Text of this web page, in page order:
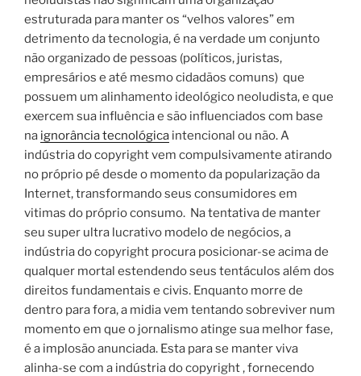
estruturada para manter os “velhos valores” em
detrimento da tecnologia, é na verdade um conjunto
não organizado de pessoas (políticos, juristas,
empresários e até mesmo cidadãos comuns) que
possuem um alinhamento ideológico neoludista, e que
exercem sua influência e são influenciados com base
na ignorância tecnológica intencional ou não. A
indústria do copyright vem compulsivamente atirando
no próprio pé desde o momento da popularização da
Internet, transformando seus consumidores em
vitimas do próprio consumo. Na tentativa de manter
seu super ultra lucrativo modelo de negócios, a
indústria do copyright procura posicionar-se acima de
qualquer mortal estendendo seus tentáculos além dos
direitos fundamentais e civis. Enquanto morre de
dentro para fora, a midia vem tentando sobreviver num
momento em que o jornalismo atinge sua melhor fase,
é a implosão anunciada. Esta para se manter viva
alinha-se com a indústria do copyright , fornecendo